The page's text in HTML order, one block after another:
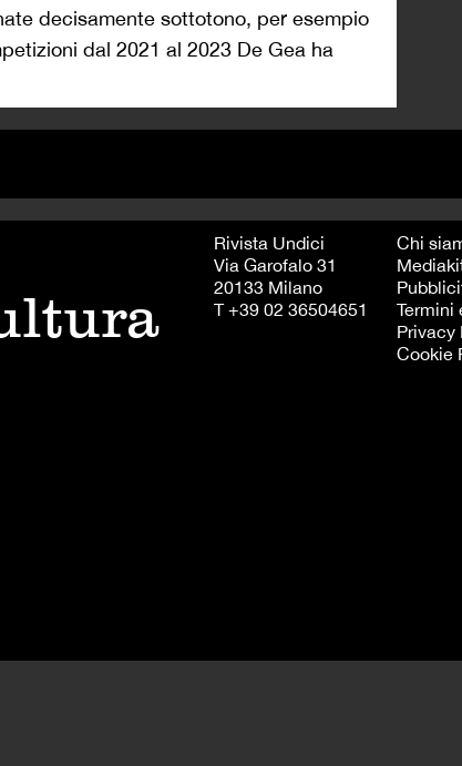
decisamente sottotono, per esempio
dal 2021 al 2023 De Gea ha
Rivista Undici
Via Garofalo 31
20133 Milano
T +39 02 36504651
Chi
Termini
Privacy
Cookie